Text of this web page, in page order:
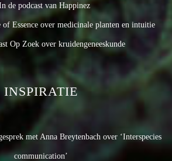
de podcast van Happinez
of Essence over medicinale planten en intuitie
Op Zoek over kruidengeneeskunde
INSPIRATIE
met Anna Breytenbach over ‘Interspecies
communication’